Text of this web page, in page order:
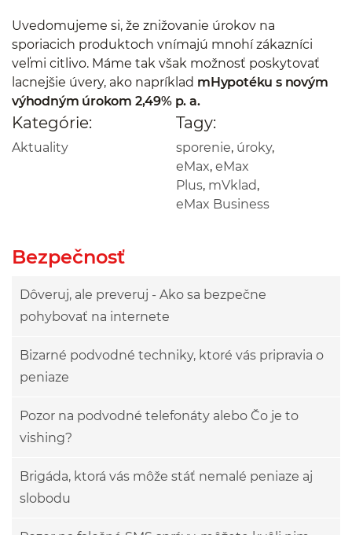
Uvedomujeme si, že znižovanie úrokov na
sporiacich produktoch vnímajú mnohí zákazníci
veľmi citlivo. Máme tak však možnosť poskytovať
lacnejšie úvery, ako napríklad mHypotéku s novým
výhodným úrokom 2,49% p. a.
Kategórie:
Aktuality
Tagy:
sporenie, úroky,
eMax, eMax
Plus, mVklad,
eMax Business
Bezpečnosť
Dôveruj, ale preveruj - Ako sa bezpečne
pohybovať na internete
Bizarné podvodné techniky, ktoré vás pripravia o
peniaze
Pozor na podvodné telefonáty alebo Čo je to
vishing?
Brigáda, ktorá vás môže stáť nemalé peniaze aj
slobodu